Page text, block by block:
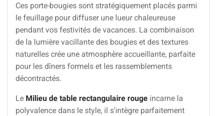
Ces porte-bougies sont stratégiquement placés parmi
le feuillage pour diffuser une lueur chaleureuse
pendant vos festivités de vacances. La combinaison
de la lumière vacillante des bougies et des textures
naturelles crée une atmosphère accueillante, parfaite
pour les dîners formels et les rassemblements
décontractés.
Le Milieu de table rectangulaire rouge incarne la
polyvalence dans le style, il s'intègre parfaitement